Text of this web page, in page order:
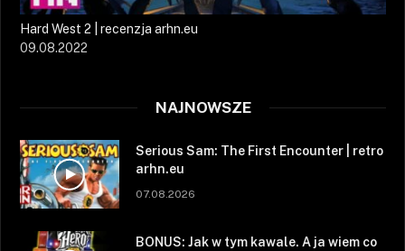
Hard West 2 | recenzja arhn.eu
09.08.2022
NAJNOWSZE
Serious Sam: The First Encounter | retro
arhn.eu
07.08.2026
BONUS: Jak w tym kawale. A ja wiem co